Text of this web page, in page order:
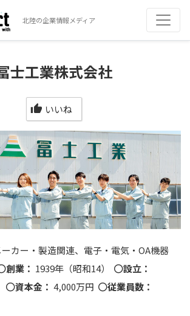
北陸の企業情報メディア
士工業株式会社
いいね
カー・製造関連、電子・電気・OA機器
創業： 1939年（昭和14）
設立：
資本金： 4,000万円
従業員数：